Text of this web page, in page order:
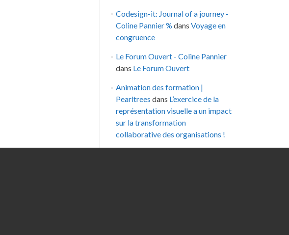
Codesign-it: Journal of a journey -
Coline Pannier % dans Voyage en
congruence
Le Forum Ouvert - Coline Pannier
dans Le Forum Ouvert
Animation des formation |
Pearltrees dans L’exercice de la
représentation visuelle a un impact
sur la transformation
collaborative des organisations !